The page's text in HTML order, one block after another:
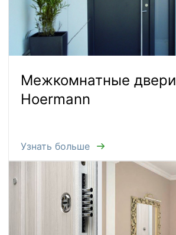
Межкомнатные двери
Hoermann
Узнать больше